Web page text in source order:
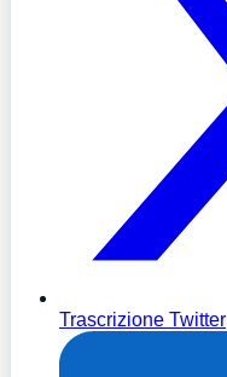
Trascrizione Twitter